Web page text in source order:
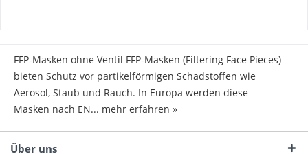
FFP-Masken ohne Ventil FFP-Masken (Filtering Face Pieces)
bieten Schutz vor partikelförmigen Schadstoffen wie
Aerosol, Staub und Rauch. In Europa werden diese
Masken nach EN... mehr erfahren »
Über uns